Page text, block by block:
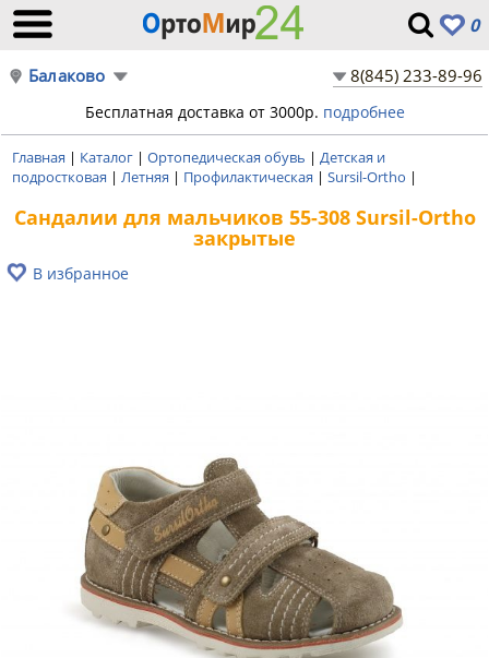
0
Балаково 8(845) 233-89-96
Бесплатная доставка от 3000р. подробнее
Главная | Каталог | Ортопедическая обувь | Детская и
подростковая | Летняя | Профилактическая | Sursil-Ortho |
Сандалии для мальчиков 55-308 Sursil-Ortho
закрытые
В избранное